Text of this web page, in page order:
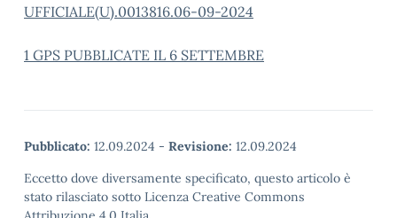
UFFICIALE(U).0013816.06-09-2024
1 GPS PUBBLICATE IL 6 SETTEMBRE
Pubblicato: 12.09.2024 - Revisione: 12.09.2024
Eccetto dove diversamente specificato, questo articolo è
stato rilasciato sotto Licenza Creative Commons